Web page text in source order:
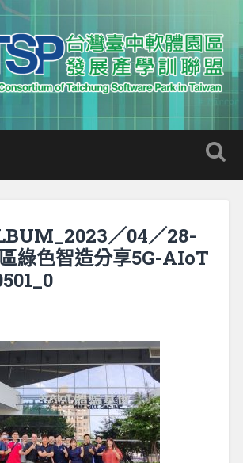
灣臺中軟體園區發展
產學訓聯盟
Consortium of Taichung Software Park
in Taiwan
／04／28-
綠色智造分享5G-AIoT